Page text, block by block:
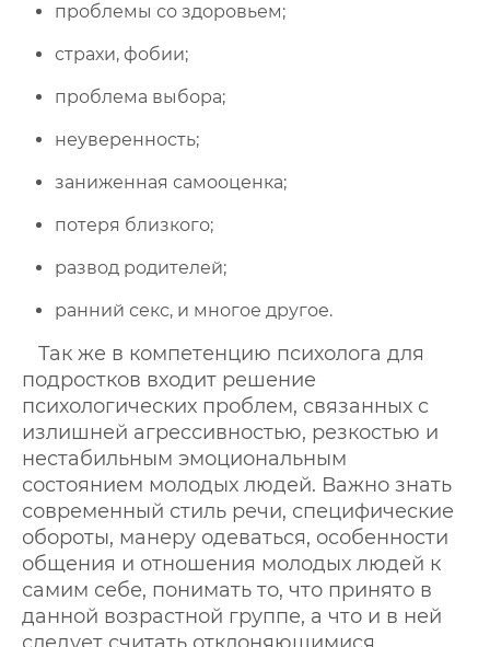
проблемы со здоровьем;
страхи, фобии;
проблема выбора;
неуверенность;
заниженная самооценка;
потеря близкого;
развод родителей;
ранний секс, и многое другое.
Так же в компетенцию психолога для
подростков входит решение
психологических проблем, связанных с
излишней агрессивностью, резкостью и
нестабильным эмоциональным
состоянием молодых людей. Важно знать
современный стиль речи, специфические
обороты, манеру одеваться, особенности
общения и отношения молодых людей к
самим себе, понимать то, что принято в
данной возрастной группе, а что и в ней